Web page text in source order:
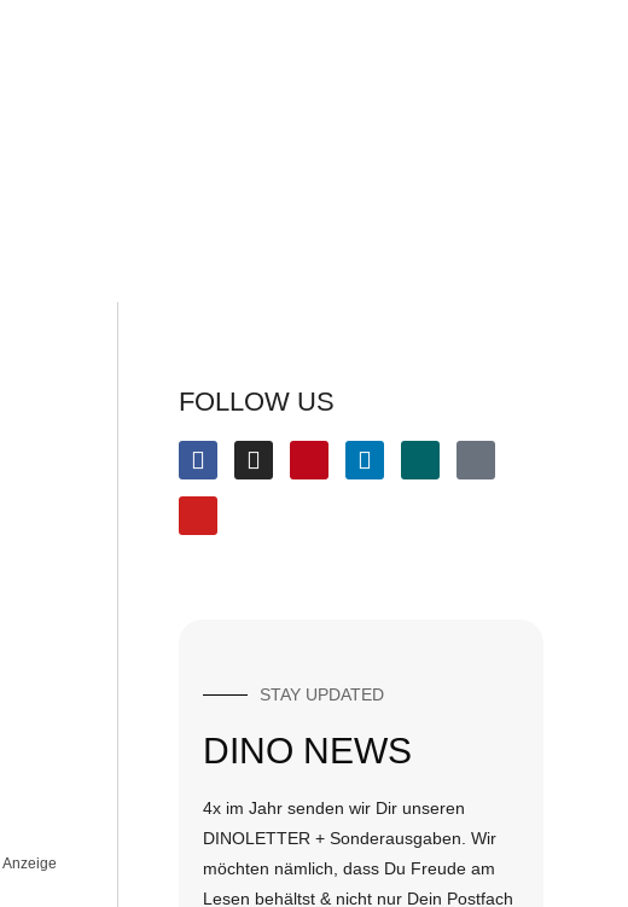
Anzeige
FOLLOW US
STAY UPDATED
DINO NEWS
4x im Jahr senden wir Dir unseren
DINOLETTER + Sonderausgaben. Wir
möchten nämlich, dass Du Freude am
Lesen behältst & nicht nur Dein Postfach